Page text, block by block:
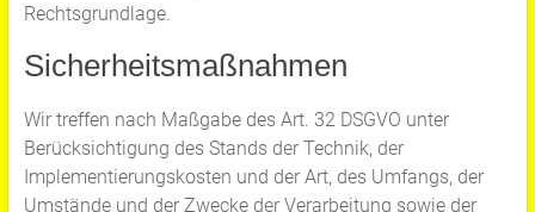
Rechtsgrundlage.
Sicherheitsmaßnahmen
Wir treffen nach Maßgabe des Art. 32 DSGVO unter
Berücksichtigung des Stands der Technik, der
Implementierungskosten und der Art, des Umfangs, der
Umstände und der Zwecke der Verarbeitung sowie der